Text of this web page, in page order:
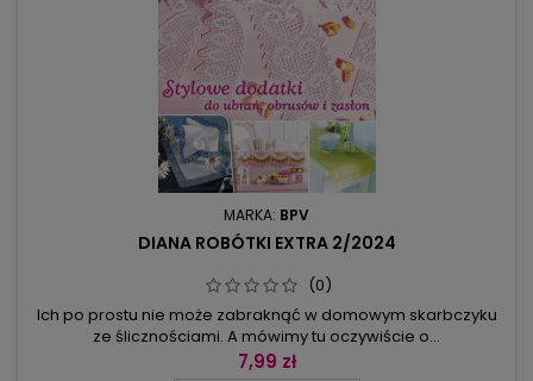
MARKA: BPV
DIANA ROBÓTKI EXTRA 2/2024
(0)
Ich po prostu nie może zabraknąć w domowym skarbczyku
ze ślicznościami. A mówimy tu oczywiście o…
koronkach!Siatkowe przy obrusie, w technice brugijskiej przy
7,99 zł